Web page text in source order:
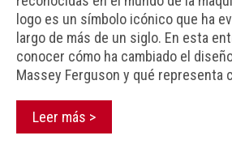
logo es un símbolo icónico que ha
largo de más de un siglo. En esta
conocer cómo ha cambiado el
Massey Ferguson y qué representa
Leer más >